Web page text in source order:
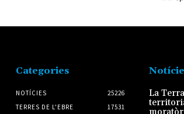
Categories
NOTÍCIES
25226
TERRES DE L'EBRE
17531
La